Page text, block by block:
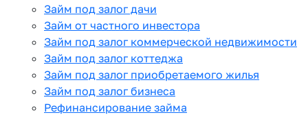
Займ под залог дачи
Займ от частного инвестора
Займ под залог коммерческой недвижимости
Займ под залог коттеджа
Займ под залог приобретаемого жилья
Займ под залог бизнеса
Рефинансирование займа